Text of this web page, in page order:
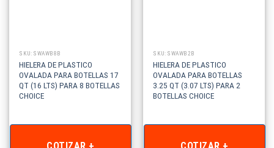
SKU: SWAWB8B
HIELERA DE PLASTICO
OVALADA PARA BOTELLAS 17
QT (16 LTS) PARA 8 BOTELLAS
CHOICE
SKU: SWAWB2B
HIELERA DE PLASTICO
OVALADA PARA BOTELLAS
3.25 QT (3.07 LTS) PARA 2
BOTELLAS CHOICE